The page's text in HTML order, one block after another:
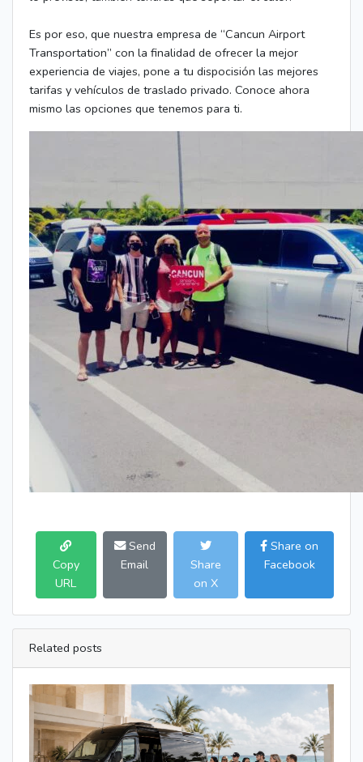
Es por eso, que nuestra empresa de “Cancun Airport
Transportation” con la finalidad de ofrecer la mejor
experiencia de viajes, pone a tu dispocisión las mejores
tarifas y vehículos de traslado privado. Conoce ahora
mismo las opciones que tenemos para ti.
Copy
URL
Send
Email
Share
on X
Share on
Facebook
Related posts